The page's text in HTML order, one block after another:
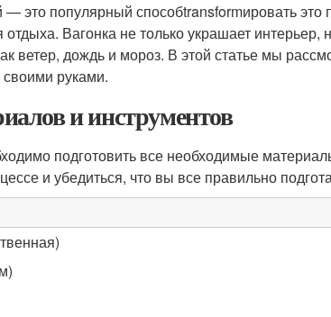
это популярный способtransformировать это
Вагонка не только украшает интерьер,
ветер, дождь и мороз. В этой статье мы
руками.
и инструментов
подготовить все необходимые
и убедиться, что вы все правильно